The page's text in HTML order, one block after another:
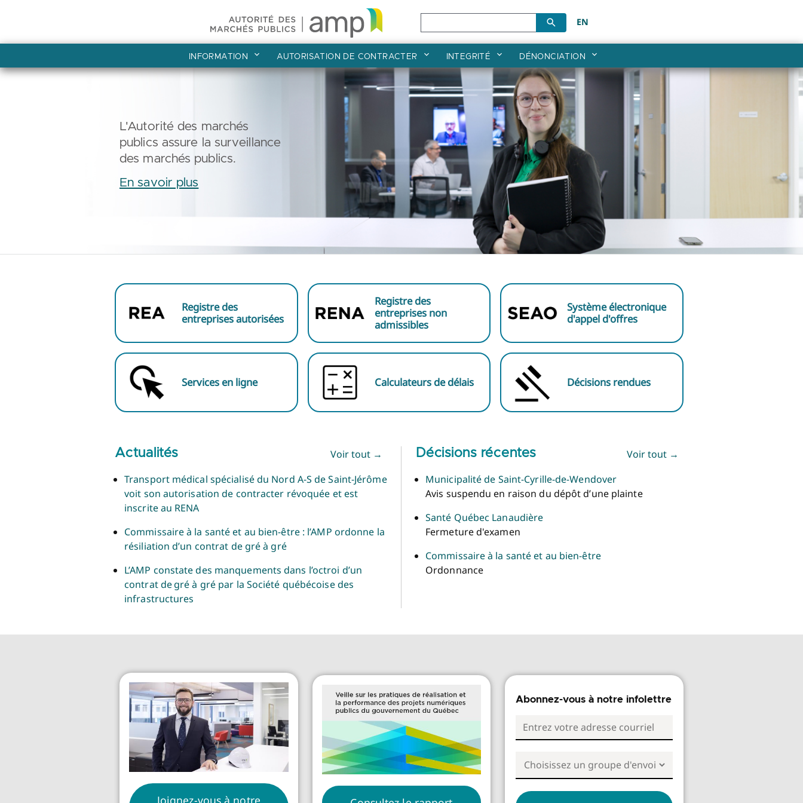
INFORMATION AUTORISATION DE CONTRACTER INTEGRITÉ DÉNONCIATION
EN
L'Autorité des marchés
publics assure la surveillance
des marchés publics.
En savoir plus
Registre des
entreprises autorisées
Registre des
entreprises non
admissibles
Système électronique
d'appel d'offres
Services en ligne Calculateurs de délais Décisions rendues
Actualités
Transport médical spécialisé du Nord A-S de Saint-Jérôme
voit son autorisation de contracter révoquée et est
inscrite au RENA
Commissaire à la santé et au bien-être : l’AMP ordonne la
résiliation d’un contrat de gré à gré
L’AMP constate des manquements dans l’octroi d’un
contrat de gré à gré par la Société québécoise des
infrastructures
Voir tout → Décisions récentes
Municipalité de Saint-Cyrille-de-Wendover
Avis suspendu en raison du dépôt d’une plainte
Santé Québec Lanaudière
Fermeture d'examen
Commissaire à la santé et au bien-être
Ordonnance
Voir tout →
Joignez-vous à notre
Abonnez-vous à notre infolettre